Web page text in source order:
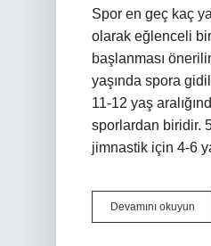
Spor en geç kaç
olarak eğlenceli
başlanması
yaşında spora
11-12 yaş
sporlardan biridir.
jimnastik için 4-6
Devamını okuyun